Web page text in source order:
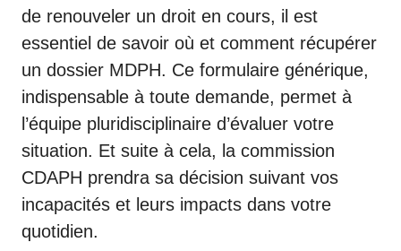
de renouveler un droit en cours, il est
essentiel de savoir où et comment récupérer
un dossier MDPH. Ce formulaire générique,
indispensable à toute demande, permet à
l’équipe pluridisciplinaire d’évaluer votre
situation. Et suite à cela, la commission
CDAPH prendra sa décision suivant vos
incapacités et leurs impacts dans votre
quotidien.